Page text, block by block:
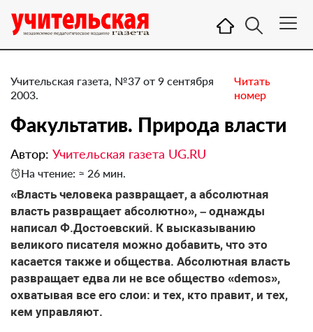
Учительская газета, №37 от 9 сентября
2003.
Читать
номер
Факультатив. Природа власти
Автор: Учительская газета UG.RU
На чтение: ≈ 26 мин.
«Власть человека развращает, а абсолютная
власть развращает абсолютно», – однажды
написал Ф.Достоевский. К высказыванию
великого писателя можно добавить, что это
касается также и общества. Абсолютная власть
развращает едва ли не все общество «demos»,
охватывая все его слои: и тех, кто правит, и тех,
кем управляют.